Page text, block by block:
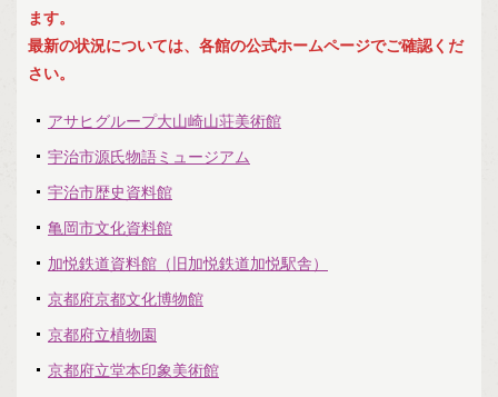
ホーム
お知らせ
えむえふコラム
ミュージアムフォーラムとは
ます。
最新の状況については、各館の公式ホームページでご確認くだ
さい。
アサヒグループ大山崎山荘美術館
宇治市源氏物語ミュージアム
宇治市歴史資料館
亀岡市文化資料館
加悦鉄道資料館（旧加悦鉄道加悦駅舎）
京都府京都文化博物館
京都府立植物園
京都府立堂本印象美術館